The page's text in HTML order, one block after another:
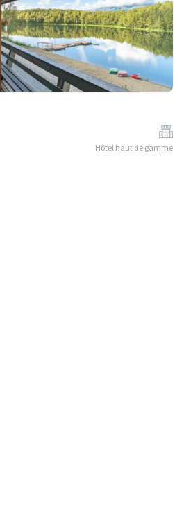
Hôtel haut de gamme